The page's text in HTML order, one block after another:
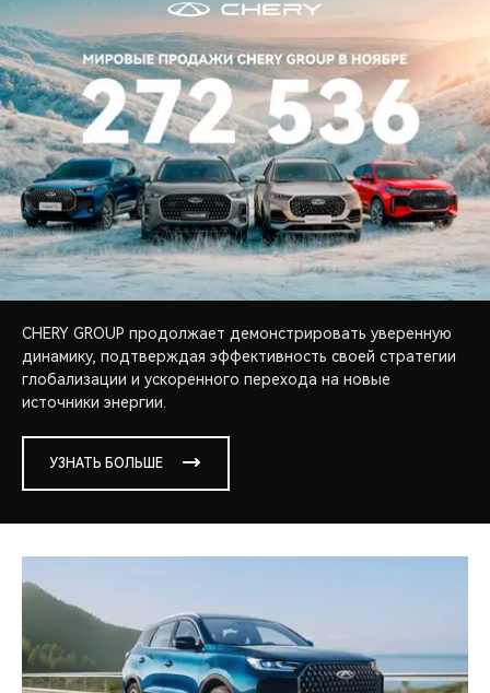
CHERY GROUP продолжает демонстрировать уверенную
динамику, подтверждая эффективность своей стратегии
глобализации и ускоренного перехода на новые
источники энергии.
УЗНАТЬ БОЛЬШЕ